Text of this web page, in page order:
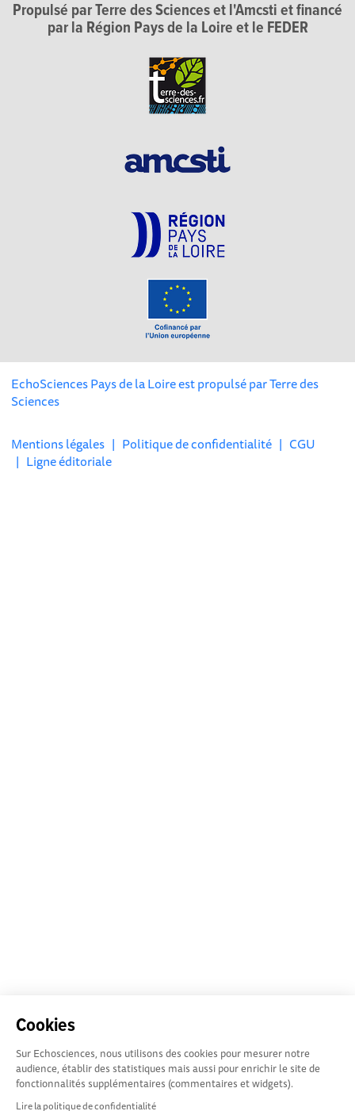
Cookies
Sur Echosciences, nous utilisons des cookies pour mesurer notre
audience, établir des statistiques mais aussi pour enrichir le site de
fonctionnalités supplémentaires (commentaires et widgets).
Lire la politique de confidentialité
Propulsé par Terre des Sciences et l'Amcsti et financé
par la Région Pays de la Loire et le FEDER
EchoSciences Pays de la Loire est propulsé parTerre des
Sciences
Mentions légales | Politique de confidentialité | CGU
| Ligne éditoriale